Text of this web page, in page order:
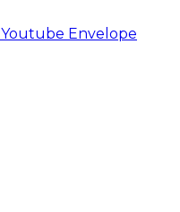
Youtube Envelope